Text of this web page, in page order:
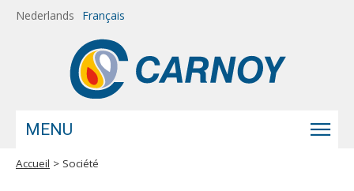
Aller au contenu principal
Nederlands Français
MENU
Vous êtes ici
Accueil > Société